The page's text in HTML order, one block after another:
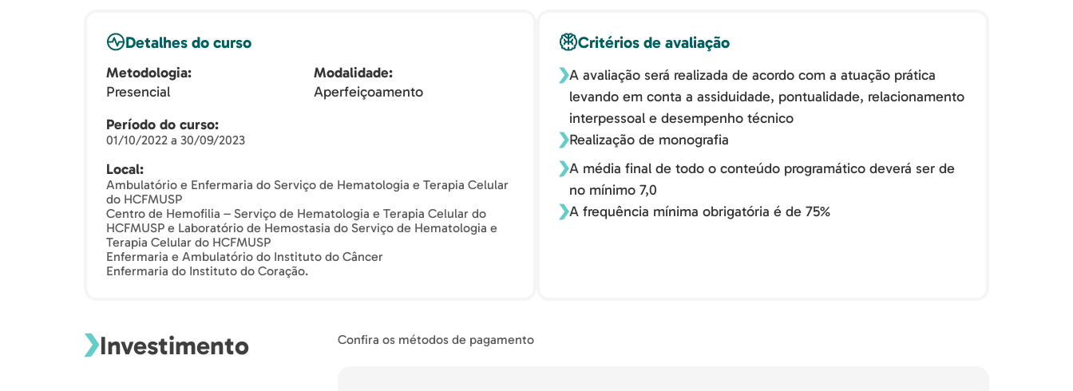
Detalhes do curso
Metodologia
Presencial
Modalidade
Aperfeiçoamento
Período do curso
01/10/2022 a 30/09/2023
Local
Ambulatório e Enfermaria do Serviço de Hematologia e Terapia Celular
do HCFMUSP
Centro de Hemofilia – Serviço de Hematologia e Terapia Celular do
HCFMUSP e Laboratório de Hemostasia do Serviço de Hematologia e
Terapia Celular do HCFMUSP
Enfermaria e Ambulatório do Instituto do Câncer
Enfermaria do Instituto do Coração.
Critérios de avaliação
A avaliação será realizada de acordo com a atuação prática
levando em conta a assiduidade, pontualidade, relacionamento
interpessoal e desempenho técnico
Realização de monografia
A média final de todo o conteúdo programático deverá ser de
no mínimo 7,0
A frequência mínima obrigatória é de 75%
Investimento Confira os métodos de pagamento